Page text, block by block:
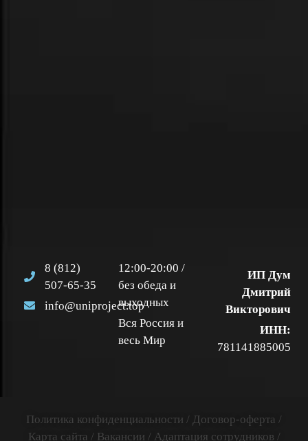
8 (812)
507-65-35
info@uniproject.top
12:00-20:00 /
без обеда и
выходных
Вся Россия и
весь Мир
ИП Дум
Дмитрий
Викторович
ИНН:
781141885005
Политика конфиденциальности / Договор-оферта /
Карта сайта / Вакансии / Адаптация сотрудников /